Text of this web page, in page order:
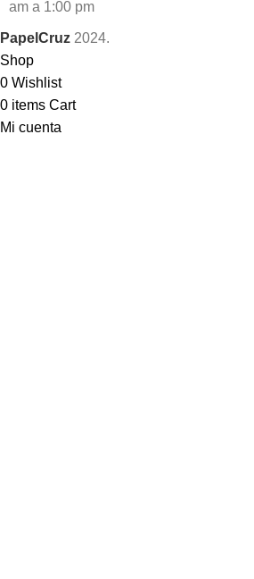
am a 1:00 pm
PapelCruz 2024.
Shop
0 Wishlist
0 items Cart
Mi cuenta